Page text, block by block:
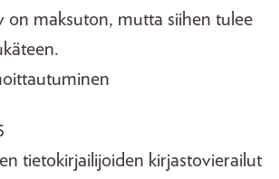
on maksuton, mutta siihen tulee
tietokirjailijoiden kirjastovierailut